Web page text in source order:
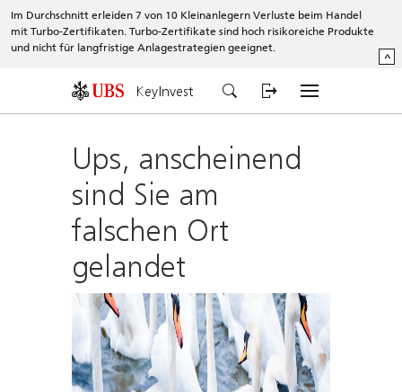
Im Durchschnitt erleiden 7 von 10 Kleinanlegern Verluste beim Handel
mit Turbo-Zertifikaten. Turbo-Zertifikate sind hoch risikoreiche Produkte
und nicht für langfristige Anlagestrategien geeignet.
^
KeyInvest
Ups, anscheinend
sind Sie am
falschen Ort
gelandet